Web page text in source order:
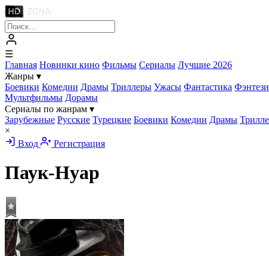
☰
Главная Новинки кино Фильмы Сериалы Лучшие 2026
Жанры ▾
Боевики Комедии Драмы Триллеры Ужасы Фантастика Фэнтези
Мультфильмы Дорамы
Сериалы по жанрам ▾
Зарубежные Русские Турецкие Боевики Комедии Драмы
×
Вход
Регистрация
Паук-Нуар